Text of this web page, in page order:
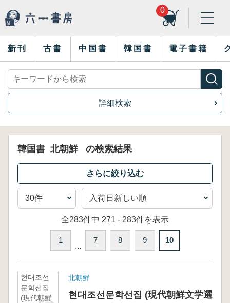
0
新刊 古書 中国書 韓国書 電子書籍
詳細検索
韓国書 北朝鮮 の検索結果
全283件中 271 - 283件を表示
1
...
7 8 9 10
현대조선
문학선집
(現代朝鮮
北朝鮮
현대조선문학선집 (現代朝鮮文学選